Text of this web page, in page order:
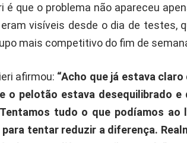
é que o problema não apareceu
visíveis desde o dia de testes,
mais competitivo do fim de
afirmou: “Acho que já estava
o pelotão estava desequilibrado e
tudo o que podíamos ao
tentar reduzir a diferença.